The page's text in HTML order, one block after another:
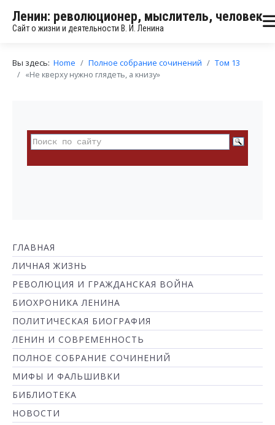
Ленин: революционер, мыслитель, человек
Сайт о жизни и деятельности В. И. Ленина
Вы здесь: Home Полное собрание сочинений
Том 13
«Не кверху нужно глядеть, а книзу»
ГЛАВНАЯ
ЛИЧНАЯ ЖИЗНЬ
РЕВОЛЮЦИЯ И ГРАЖДАНСКАЯ ВОЙНА
БИОХРОНИКА ЛЕНИНА
ПОЛИТИЧЕСКАЯ БИОГРАФИЯ
ЛЕНИН И СОВРЕМЕННОСТЬ
ПОЛНОЕ СОБРАНИЕ СОЧИНЕНИЙ
МИФЫ И ФАЛЬШИВКИ
БИБЛИОТЕКА
НОВОСТИ